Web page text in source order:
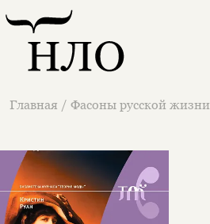
Главная / Фасоны русской жизни